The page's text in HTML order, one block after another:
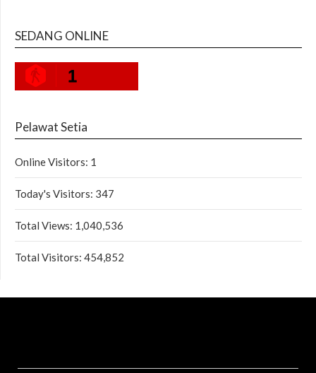
SEDANG ONLINE
1
Pelawat Setia
Online Visitors: 1
Today's Visitors: 347
Total Views: 1,040,536
Total Visitors: 454,852